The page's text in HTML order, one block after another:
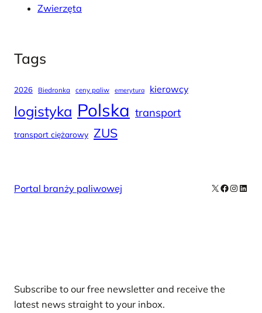
Zwierzęta
Tags
2026 Biedronka ceny paliw emerytura kierowcy
logistyka Polska transport
transport ciężarowy ZUS
Portal branży paliwowej X Facebook
Subscribe to our free newsletter and receive the
latest news straight to your inbox.